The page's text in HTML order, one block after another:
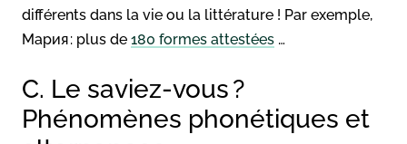
différents dans la vie ou la littérature ! Par exemple,
Мария : plus de 180 formes attestées …
C. Le saviez-vous ?
Phénomènes phonétiques et